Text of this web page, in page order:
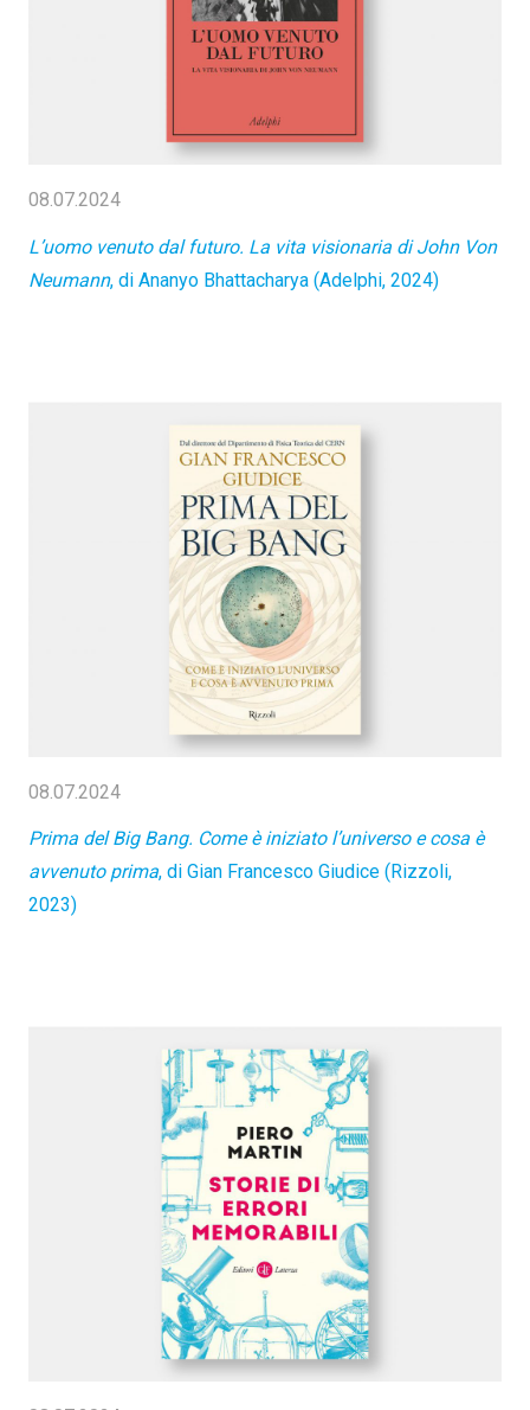
08.07.2024
L’uomo venuto dal futuro. La vita visionaria di John Von
Neumann, di Ananyo Bhattacharya (Adelphi, 2024)
08.07.2024
Prima del Big Bang. Come è iniziato l’universo e cosa è
avvenuto prima, di Gian Francesco Giudice (Rizzoli,
2023)